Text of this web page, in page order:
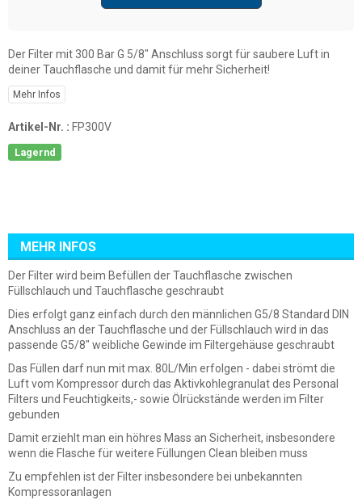
Der Filter mit 300 Bar G 5/8" Anschluss sorgt für saubere Luft in
deiner Tauchflasche und damit für mehr Sicherheit!
Mehr Infos
Artikel-Nr. : FP300V
Lagernd
MEHR INFOS
Der Filter wird beim Befüllen der Tauchflasche zwischen
Füllschlauch und Tauchflasche geschraubt
Dies erfolgt ganz einfach durch den männlichen G5/8 Standard DIN
Anschluss an der Tauchflasche und der Füllschlauch wird in das
passende G5/8" weibliche Gewinde im Filtergehäuse geschraubt
Das Füllen darf nun mit max. 80L/Min erfolgen - dabei strömt die
Luft vom Kompressor durch das Aktivkohlegranulat des Personal
Filters und Feuchtigkeits,- sowie Ölrückstände werden im Filter
gebunden
Damit erziehlt man ein höhres Mass an Sicherheit, insbesondere
wenn die Flasche für weitere Füllungen Clean bleiben muss
Zu empfehlen ist der Filter insbesondere bei unbekannten
Kompressoranlagen